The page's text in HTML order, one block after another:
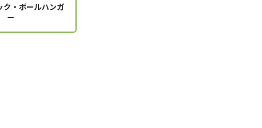
ク・ポールハンガ
ー